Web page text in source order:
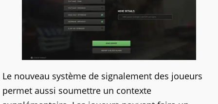
Le nouveau système de signalement des joueurs
permet aussi soumettre un contexte